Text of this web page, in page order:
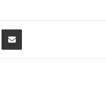
Condividi via Email